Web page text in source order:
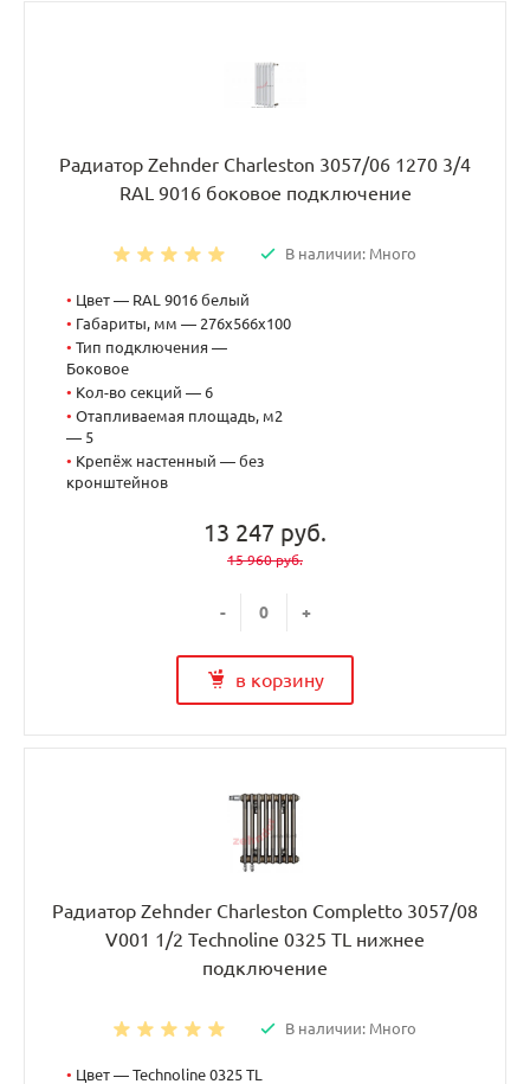
Радиатор Zehnder Charleston 3057/06 1270 3/4
RAL 9016 боковое подключение
В наличии: Много
• Цвет — RAL 9016 белый
• Габариты, мм — 276x566x100
• Тип подключения —
Боковое
• Кол-во секций — 6
• Отапливаемая площадь, м2
— 5
• Крепёж настенный — без
кронштейнов
13 247 руб.
15 960 руб.
- +
в корзину
Радиатор Zehnder Charleston Completto 3057/08
V001 1/2 Technoline 0325 TL нижнее
подключение
В наличии: Много
• Цвет — Technoline 0325 TL